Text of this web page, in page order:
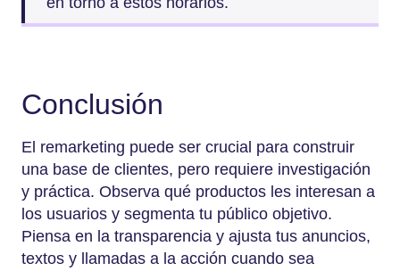
Conclusión
El remarketing puede ser crucial para construir
una base de clientes, pero requiere investigación
y práctica. Observa qué productos les interesan a
los usuarios y segmenta tu público objetivo.
Piensa en la transparencia y ajusta tus anuncios,
textos y llamadas a la acción cuando sea